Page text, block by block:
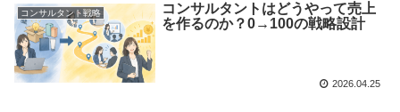
コンサルタント戦略
コンサルタントはどうやって売上
を作るのか？0→100の戦略設計
2026.04.25